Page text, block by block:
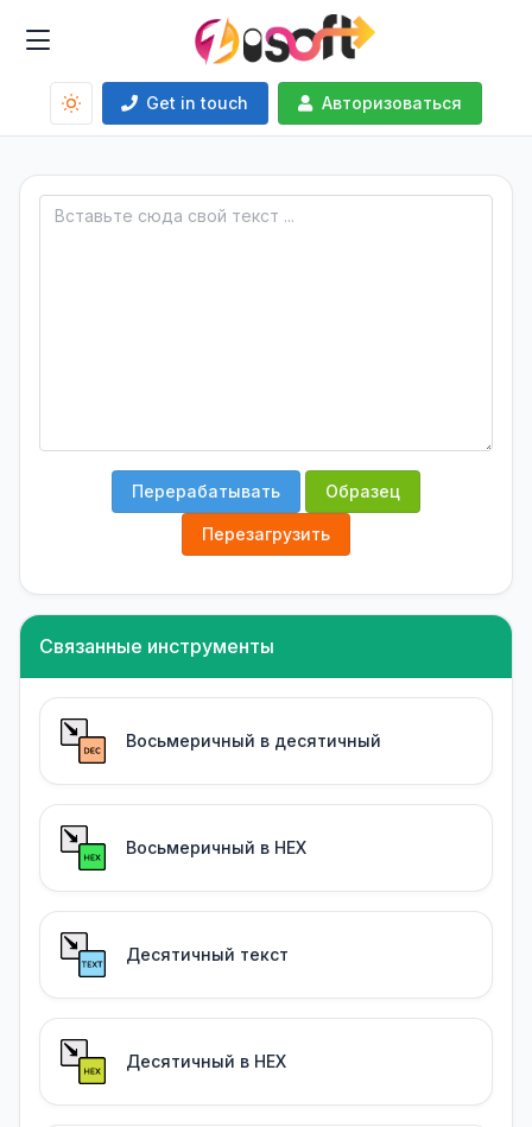
Get in touch Авторизоваться
Перерабатывать Образец
Перезагрузить
Связанные инструменты
Восьмеричный в десятичный
Восьмеричный в HEX
Десятичный текст
Десятичный в HEX